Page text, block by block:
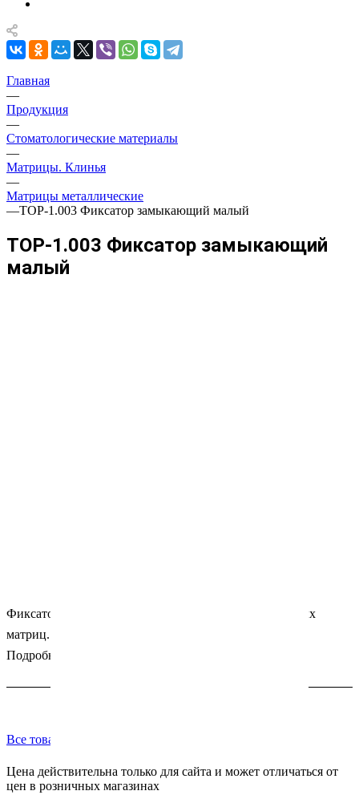
Главная
—
Продукция
—
Стоматологические материалы
—
Матрицы. Клинья
—
Матрицы металлические
—ТОР-1.003 Фиксатор замыкающий малый
ТОР-1.003 Фиксатор замыкающий
малый
Фиксатор замыкающий малый, для установки замковых
матриц. Упаковка: 1 шт. Производитель: ТОР (Россия).
Подробности
Все товары бренда ТОР (Россия)
Цена действительна только для сайта и может отличаться от
цен в розничных магазинах